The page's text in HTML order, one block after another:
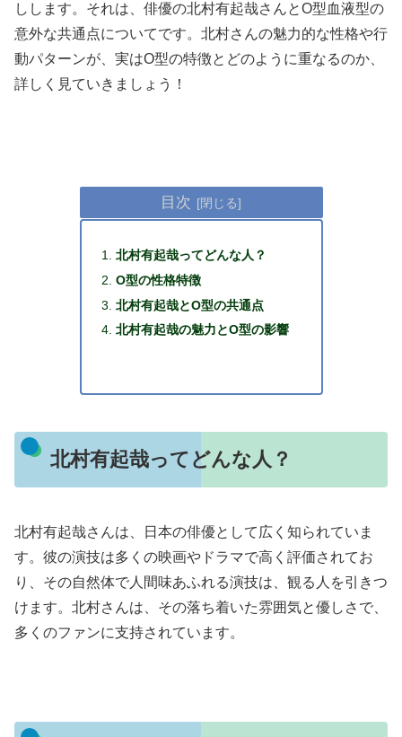
しします。それは、俳優の北村有起哉さんとO型血液型の
意外な共通点についてです。北村さんの魅力的な性格や行
動パターンが、実はO型の特徴とどのように重なるのか、
詳しく見ていきましょう！
目次
北村有起哉ってどんな人？
O型の性格特徴
北村有起哉とO型の共通点
北村有起哉の魅力とO型の影響
北村有起哉ってどんな人？
北村有起哉さんは、日本の俳優として広く知られていま
す。彼の演技は多くの映画やドラマで高く評価されてお
り、その自然体で人間味あふれる演技は、観る人を引きつ
けます。北村さんは、その落ち着いた雰囲気と優しさで、
多くのファンに支持されています。